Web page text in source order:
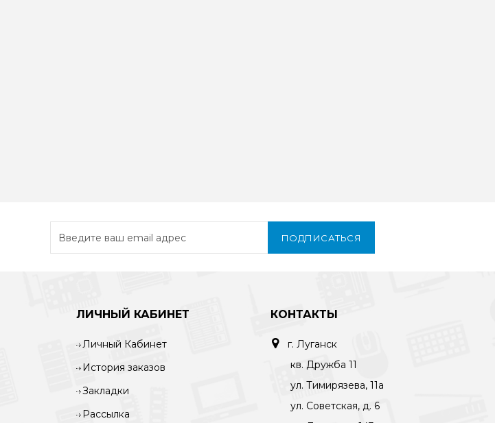
ПОДПИСАТЬСЯ
ЛИЧНЫЙ КАБИНЕТ
Личный Кабинет
История заказов
Закладки
Рассылка
КОНТАКТЫ
г. Луганск
кв. Дружба 11
ул. Тимирязева, 11а
ул. Советская, д. 6